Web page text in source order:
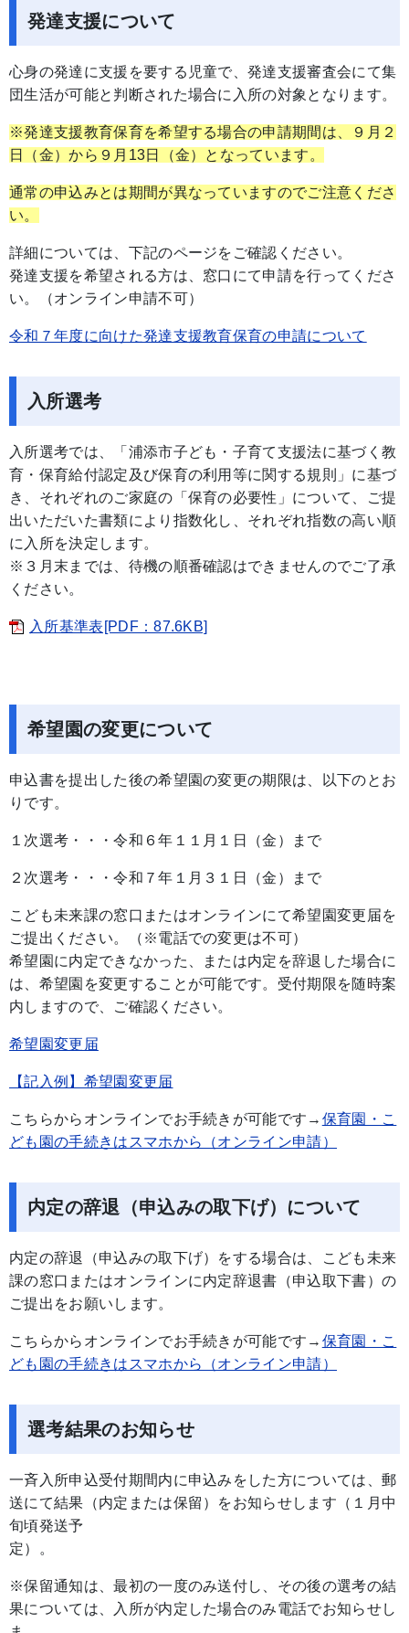
発達支援について
心身の発達に支援を要する児童で、発達支援審査会にて集
団生活が可能と判断された場合に入所の対象となります。
※発達支援教育保育を希望する場合の申請期間は、９月２
日（金）から９月13日（金）となっています。
通常の申込みとは期間が異なっていますのでご注意くださ
い。
詳細については、下記のページをご確認ください。
発達支援を希望される方は、窓口にて申請を行ってくださ
い。（オンライン申請不可）
令和７年度に向けた発達支援教育保育の申請について
入所選考
入所選考では、「浦添市子ども・子育て支援法に基づく教
育・保育給付認定及び保育の利用等に関する規則」に基づ
き、それぞれのご家庭の「保育の必要性」について、ご提
出いただいた書類により指数化し、それぞれ指数の高い順
に入所を決定します。
※３月末までは、待機の順番確認はできませんのでご了承
ください。
入所基準表[PDF：87.6KB]
希望園の変更について
申込書を提出した後の希望園の変更の期限は、以下のとお
りです。
１次選考・・・令和６年１１月１日（金）まで
２次選考・・・令和７年１月３１日（金）まで
こども未来課の窓口またはオンラインにて希望園変更届を
ご提出ください。（※電話での変更は不可）
希望園に内定できなかった、または内定を辞退した場合に
は、希望園を変更することが可能です。受付期限を随時案
内しますので、ご確認ください。
希望園変更届
【記入例】希望園変更届
こちらからオンラインでお手続きが可能です→ 保育園・こ
ども園の手続きはスマホから（オンライン申請）
内定の辞退（申込みの取下げ）について
内定の辞退（申込みの取下げ）をする場合は、こども未来
課の窓口またはオンラインに内定辞退書（申込取下書）の
ご提出をお願いします。
こちらからオンラインでお手続きが可能です→ 保育園・こ
ども園の手続きはスマホから（オンライン申請）
選考結果のお知らせ
一斉入所申込受付期間内に申込みをした方については、郵
送にて結果（内定または保留）をお知らせします（１月中
旬頃発送予
定
※保留通知は、最初の一度のみ送付し、その後の選考の結
果については、入所が内定した場合のみ電話でお知らせし